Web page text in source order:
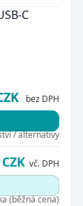
C
bez DPH
/ alternativy
vč. DPH
(běžná cena)